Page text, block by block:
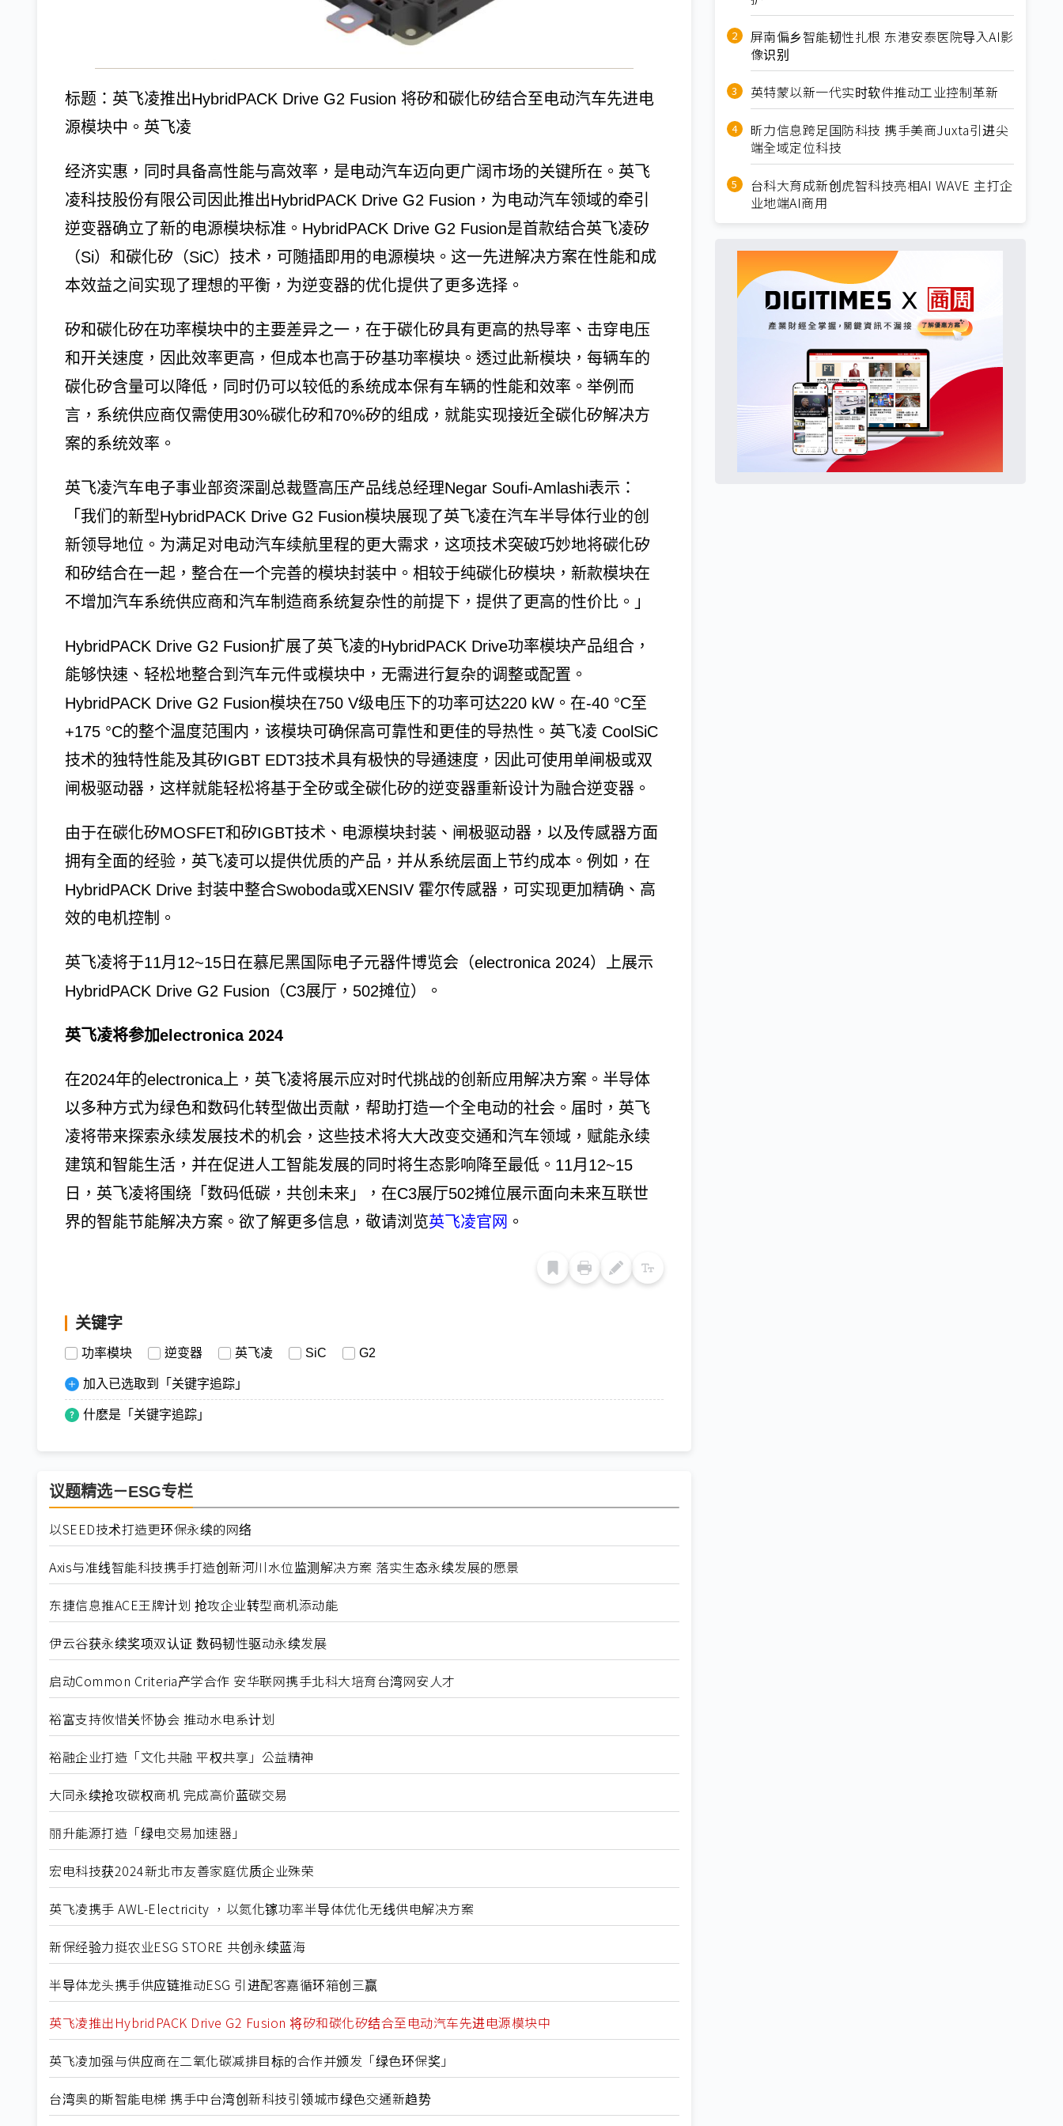
标题：英飞凌推出HybridPACK Drive G2 Fusion 将矽和碳化矽结合至电动汽车先进电
源模块中。英飞凌
经济实惠，同时具备高性能与高效率，是电动汽车迈向更广阔市场的关键所在。英飞
凌科技股份有限公司因此推出HybridPACK Drive G2 Fusion，为电动汽车领域的牵引
逆变器确立了新的电源模块标准。HybridPACK Drive G2 Fusion是首款结合英飞凌矽
（Si）和碳化矽（SiC）技术，可随插即用的电源模块。这一先进解决方案在性能和成
本效益之间实现了理想的平衡，为逆变器的优化提供了更多选择。
矽和碳化矽在功率模块中的主要差异之一，在于碳化矽具有更高的热导率、击穿电压
和开关速度，因此效率更高，但成本也高于矽基功率模块。透过此新模块，每辆车的
碳化矽含量可以降低，同时仍可以较低的系统成本保有车辆的性能和效率。举例而
言，系统供应商仅需使用30%碳化矽和70%矽的组成，就能实现接近全碳化矽解决方
案的系统效率。
英飞凌汽车电子事业部资深副总裁暨高压产品线总经理Negar Soufi-Amlashi表示：
「我们的新型HybridPACK Drive G2 Fusion模块展现了英飞凌在汽车半导体行业的创
新领导地位。为满足对电动汽车续航里程的更大需求，这项技术突破巧妙地将碳化矽
和矽结合在一起，整合在一个完善的模块封装中。相较于纯碳化矽模块，新款模块在
不增加汽车系统供应商和汽车制造商系统复杂性的前提下，提供了更高的性价比。」
HybridPACK Drive G2 Fusion扩展了英飞凌的HybridPACK Drive功率模块产品组合，
能够快速、轻松地整合到汽车元件或模块中，无需进行复杂的调整或配置。
HybridPACK Drive G2 Fusion模块在750 V级电压下的功率可达220 kW。在-40 °C至
+175 °C的整个温度范围内，该模块可确保高可靠性和更佳的导热性。英飞凌 CoolSiC
技术的独特性能及其矽IGBT EDT3技术具有极快的导通速度，因此可使用单闸极或双
闸极驱动器，这样就能轻松将基于全矽或全碳化矽的逆变器重新设计为融合逆变器。
由于在碳化矽MOSFET和矽IGBT技术、电源模块封装、闸极驱动器，以及传感器方面
拥有全面的经验，英飞凌可以提供优质的产品，并从系统层面上节约成本。例如，在
HybridPACK Drive 封装中整合Swoboda或XENSIV 霍尔传感器，可实现更加精确、高
效的电机控制。
英飞凌将于11月12~15日在慕尼黑国际电子元器件博览会（electronica 2024）上展示
HybridPACK Drive G2 Fusion（C3展厅，502摊位）。
英飞凌将参加electronica 2024
在2024年的electronica上，英飞凌将展示应对时代挑战的创新应用解决方案。半导体
以多种方式为绿色和数码化转型做出贡献，帮助打造一个全电动的社会。届时，英飞
凌将带来探索永续发展技术的机会，这些技术将大大改变交通和汽车领域，赋能永续
建筑和智能生活，并在促进人工智能发展的同时将生态影响降至最低。11月12~15
日，英飞凌将围绕「数码低碳，共创未来」，在C3展厅502摊位展示面向未来互联世
界的智能节能解决方案。欲了解更多信息，敬请浏览英飞凌官网 。
关键字
功率模块 逆变器 英飞凌 SiC G2
加入已选取到「关键字追踪」
什麽是「关键字追踪」
议题精选－ESG专栏
以SEED技术打造更环保永续的网络
Axis与准线智能科技携手打造创新河川水位监测解决方案 落实生态永续发展的愿景
东捷信息推ACE王牌计划 抢攻企业转型商机添动能
伊云谷获永续奖项双认证 数码韧性驱动永续发展
启动Common Criteria产学合作 安华联网携手北科大培育台湾网安人才
裕富支持攸惜关怀协会 推动水电系计划
裕融企业打造「文化共融 平权共享」公益精神
大同永续抢攻碳权商机 完成高价蓝碳交易
丽升能源打造「绿电交易加速器」
宏电科技获2024新北市友善家庭优质企业殊荣
英飞凌携手 AWL-Electricity ，以氮化镓功率半导体优化无线供电解决方案
新保经验力挺农业ESG STORE 共创永续蓝海
半导体龙头携手供应链推动ESG 引进配客嘉循环箱创三赢
英飞凌推出HybridPACK Drive G2 Fusion 将矽和碳化矽结合至电动汽车先进电源模块中
英飞凌加强与供应商在二氧化碳减排目标的合作并颁发「绿色环保奖」
台湾奥的斯智能电梯 携手中台湾创新科技引领城市绿色交通新趋势
屏南偏乡智能韧性扎根 东港安泰医院导入AI影
像识别
英特蒙以新一代实时软件推动工业控制革新
昕力信息跨足国防科技 携手美商Juxta引进尖
端全域定位科技
台科大育成新创虎智科技亮相AI WAVE 主打企
业地端AI商用